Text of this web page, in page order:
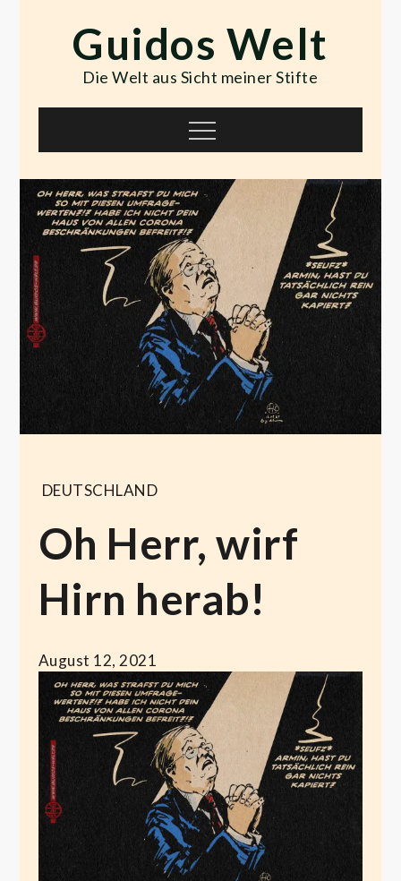
contentGuidos Welt
Die Welt aus Sicht meiner Stifte
Menu
DEUTSCHLAND
Oh Herr, wirf
Hirn herab!
August 12, 2021